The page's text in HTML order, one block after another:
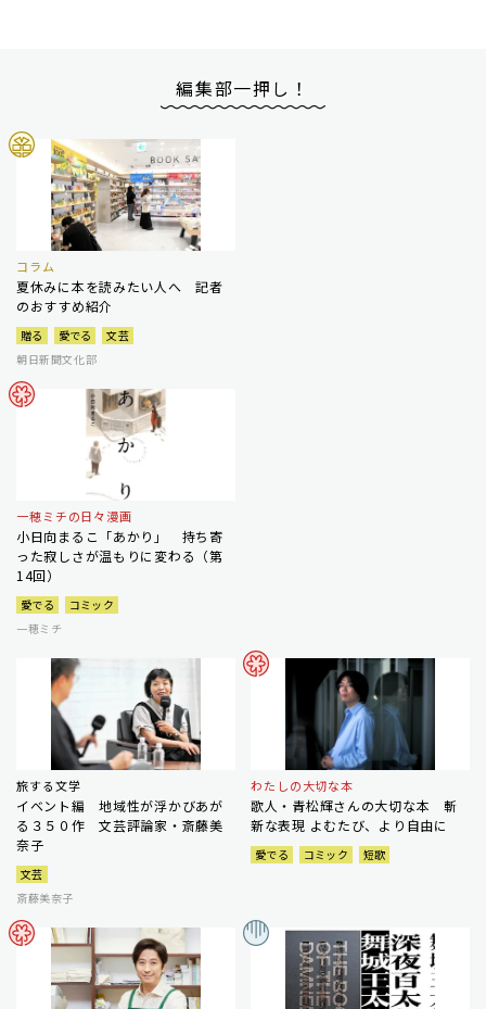
編集部一押し！
コラム
夏休みに本を読みたい人へ 記者
のおすすめ紹介
贈る 愛でる
文芸
朝日新聞文化部
一穂ミチの日々漫画
小日向まるこ「あかり」 持ち寄
った寂しさが温もりに変わる（第
14回）
愛でる
コミック
一穂ミチ
旅する文学
イベント編 地域性が浮かびあが
る３５０作 文芸評論家・斎藤美
奈子
文芸
斎藤美奈子
わたしの大切な本
歌人・青松輝さんの大切な本 斬
新な表現 よむたび、より自由に
愛でる コミック 短歌